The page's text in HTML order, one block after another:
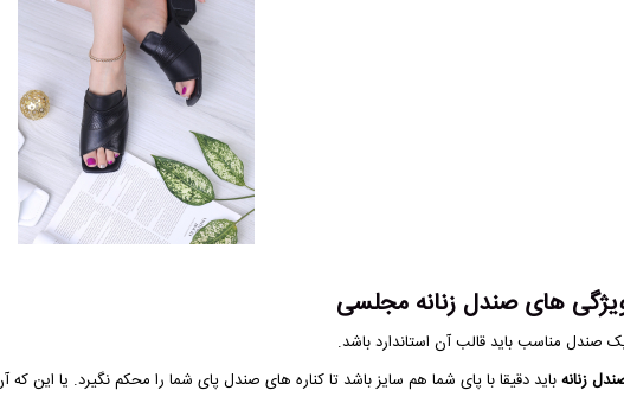
های صندل زنانه مجلسی
صندل مناسب باید قالب آن استاندارد باشد.
زنانهباید دقیقا با پای شما هم سایز باشد تا کناره های صندل پای شما را محکم نگیرد. یا این